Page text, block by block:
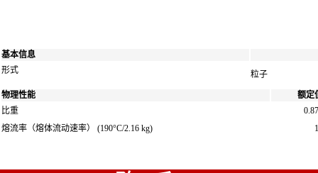
基本信息
形式
粒子
物理性能
额定
比重
熔流率（熔体流动速率） (190°C/2.16 kg)